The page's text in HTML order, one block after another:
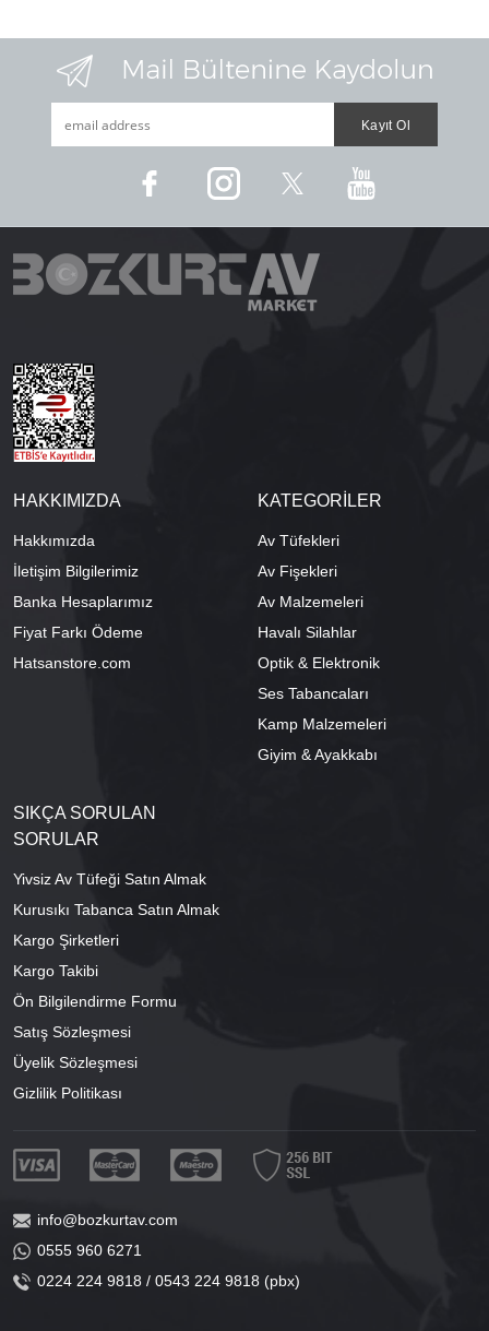
HAKKIMIZDA
Hakkımızda
İletişim Bilgilerimiz
Banka Hesaplarımız
Fiyat Farkı Ödeme
Hatsanstore.com
KATEGORİLER
Av Tüfekleri
Av Fişekleri
Av Malzemeleri
Havalı Silahlar
Optik & Elektronik
Ses Tabancaları
Kamp Malzemeleri
Giyim & Ayakkabı
SIKÇA SORULAN
SORULAR
Yivsiz Av Tüfeği Satın Almak
Kurusıkı Tabanca Satın Almak
Kargo Şirketleri
Kargo Takibi
Ön Bilgilendirme Formu
Satış Sözleşmesi
Üyelik Sözleşmesi
Gizlilik Politikası
info@bozkurtav.com
0555 960 6271
0224 224 9818 / 0543 224 9818 (pbx)